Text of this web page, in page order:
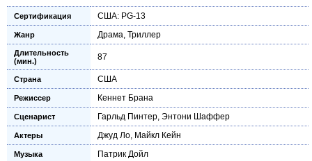
Сертификация США: PG-13
Жанр Драма, Триллер
Длительность
(мин.)
87
Страна США
Режиссер Кеннет Брана
Сценарист Гарльд Пинтер, Энтони Шаффер
Актеры Джуд Ло, Майкл Кейн
Музыка Патрик Дойл